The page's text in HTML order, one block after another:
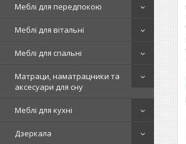
Меблі для передпокою
Меблі для вітальні
Меблі для спальні
Матраци, наматрацники та
аксесуари для сну
Меблі для кухні
Дзеркала